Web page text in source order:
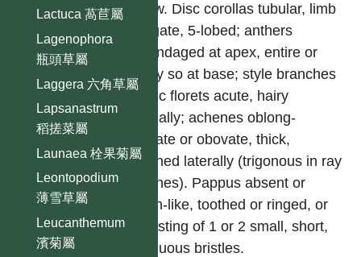
Lactuca 萵苣屬
Lagenophora
瓶頭草屬
Laggera 六角草屬
Lapsanastrum
稻搓菜屬
Launaea 栓果菊屬
Leontopodium
薄雪草屬
Leucanthemum
濱菊屬
yellow. Disc corollas tubular, limb
elongate, 5-lobed; anthers
appendaged at apex, entire or
nearly so at base; style branches
of disc florets acute, hairy
abaxially; achenes oblong-
cuneate or obovate, thick,
flattened laterally (trigonous in ray
achenes). Pappus absent or
crown-like, toothed or ringed, or
consisting of 1 or 2 small, short,
deciduous bristles.